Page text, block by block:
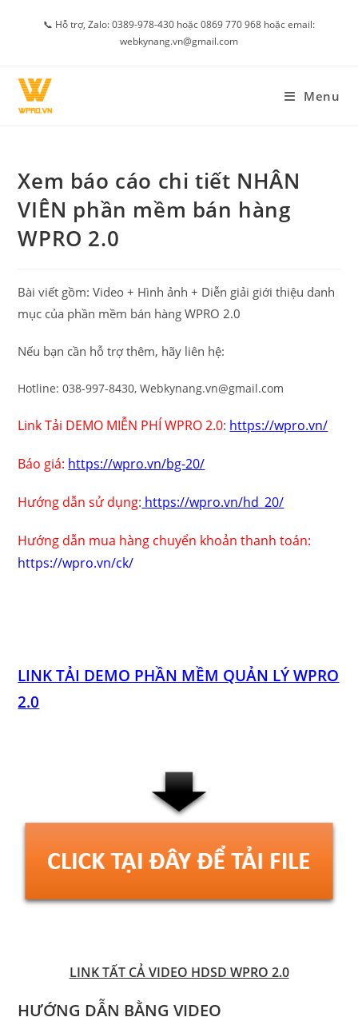
📞 Hỗ trợ, Zalo: 0389-978-430 hoặc 0869 770 968 hoặc email:
webkynang.vn@gmail.com
Menu
Xem báo cáo chi tiết NHÂN
VIÊN phần mềm bán hàng
WPRO 2.0
Bài viết gồm: Video + Hình ảnh + Diễn giải giới thiệu danh
mục của phần mềm bán hàng WPRO 2.0
Nếu bạn cần hỗ trợ thêm, hãy liên hệ:
Hotline: 038-997-8430, Webkynang.vn@gmail.com
Link Tải DEMO MIỄN PHÍ WPRO 2.0: https://wpro.vn/
Báo giá: https://wpro.vn/bg-20/
Hướng dẫn sử dụng: https://wpro.vn/hd_20/
Hướng dẫn mua hàng chuyển khoản thanh toán:
https://wpro.vn/ck/
LINK TẢI DEMO PHẦN MỀM QUẢN LÝ WPRO
2.0
LINK TẤT CẢ VIDEO HDSD WPRO 2.0
HƯỚNG DẪN BẰNG VIDEO